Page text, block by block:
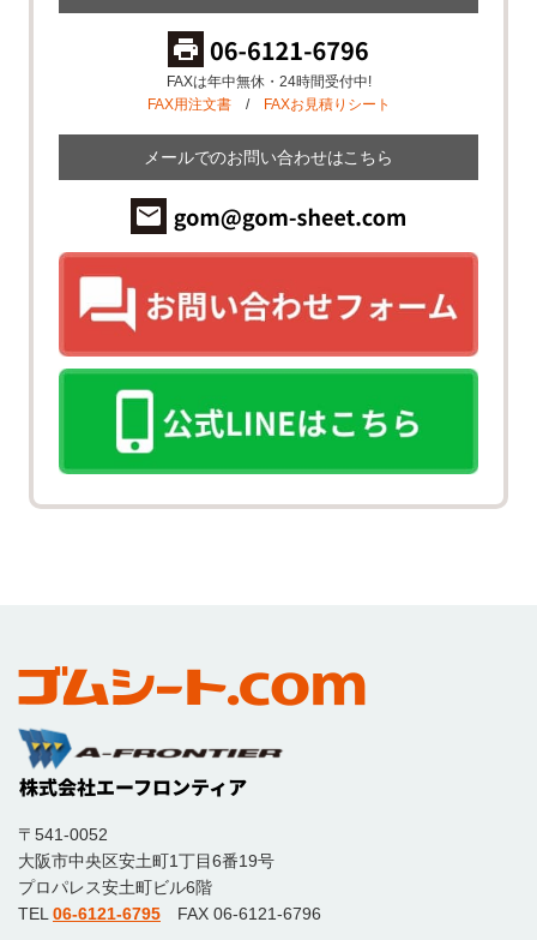
FAXは年中無休・24時間受付中!
FAX用注文書/ FAXお見積りシート
メールでのお問い合わせはこちら
〒541-0052
大阪市中央区安土町1丁目6番19号
プロパレス安土町ビル6階
TEL 06-6121-6795 FAX 06-6121-6796